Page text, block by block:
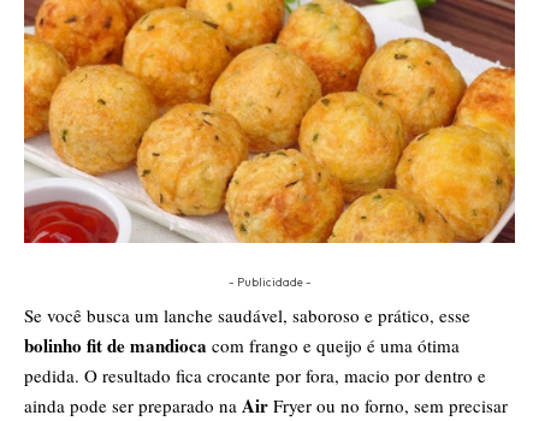
- Publicidade -
Se você busca um lanche saudável, saboroso e prático, esse
bolinho fit de mandioca com frango e queijo é uma ótima
pedida. O resultado fica crocante por fora, macio por dentro e
ainda pode ser preparado na Air Fryer ou no forno, sem precisar